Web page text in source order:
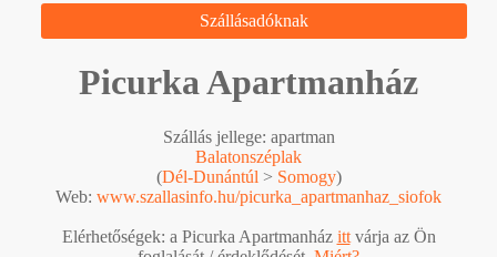
Szállásadóknak
Picurka Apartmanház
Szállás jellege: apartman
Balatonszéplak
(Dél-Dunántúl > Somogy)
Web: www.szallasinfo.hu/picurka_apartmanhaz_siofok
Elérhetőségek: a Picurka Apartmanház ittvárja az Ön